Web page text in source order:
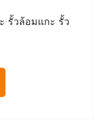
รั้วล้อมแกะ รั้ว